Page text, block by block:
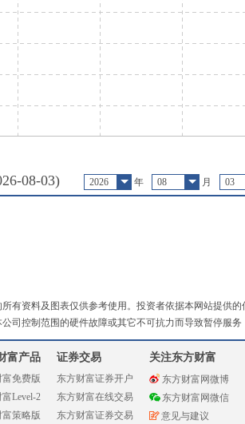
08-03) 2026 年 08 月 03
有资料及图表仅供参考使用。投资者依据本网站提供
司控制范围的硬件故障或其它不可抗力而导致暂停服
富产品
富免费版
Level-2
富策略版
证券交易
东方财富证券开户
东方财富在线交易
东方财富证券交易
关注东方财富
东方财富网微博
东方财富网微信
意见与建议